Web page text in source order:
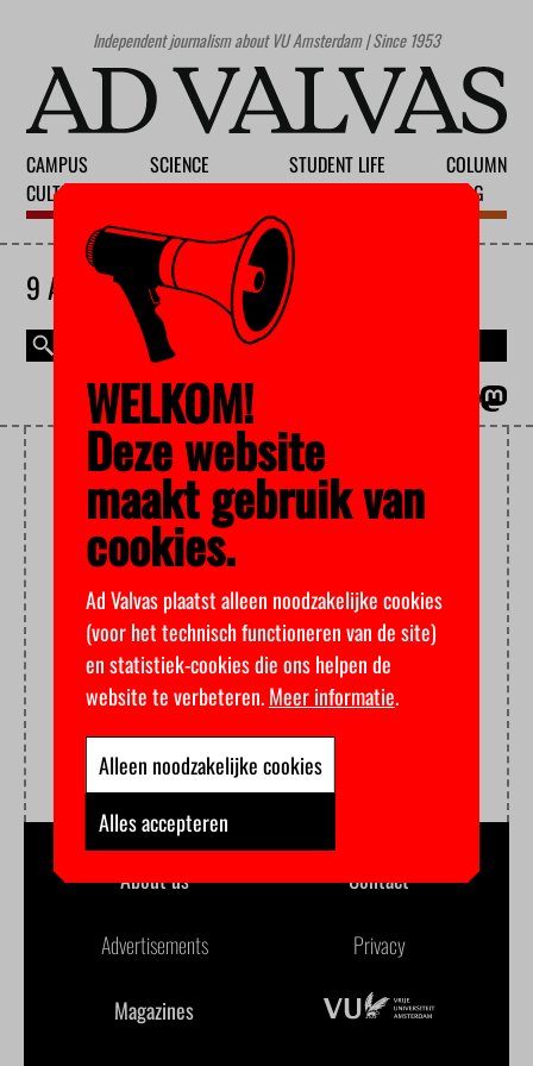
Independent journalism about VU Amsterdam | Since 1953
CAMPUS
CULTURE
SCIENCE
STUDENT LIFE
COLUMN
BLOG
9 AUGUST 2026
MAGAZINE
CDWS
About us Contact
Advertisements Privacy
Magazines
WELKOM!
Deze website
maakt gebruik van
cookies.
Ad Valvas plaatst alleen noodzakelijke cookies
(voor het technisch functioneren van de site)
en statistiek-cookies die ons helpen de
website te verbeteren.Meer informatie.
Alleen noodzakelijke cookies
Alles accepteren